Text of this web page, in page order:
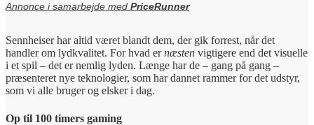
Annonce i samarbejde med PriceRunner
Sennheiser har altid været blandt dem, der gik forrest, når det
handler om lydkvalitet. For hvad ernæsten vigtigere end det visuelle
i et spil – det er nemlig lyden. Længe har de – gang på gang –
præsenteret nye teknologier, som har dannet rammer for det udstyr,
som vi alle bruger og elsker i dag.
Op til 100 timers gaming